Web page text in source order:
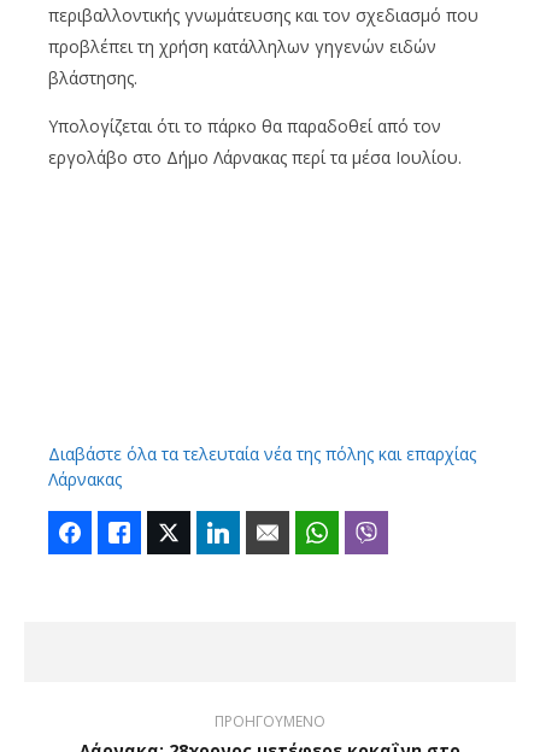
περιβαλλοντικής γνωμάτευσης και τον σχεδιασμό που
προβλέπει τη χρήση κατάλληλων γηγενών ειδών
βλάστησης.
Υπολογίζεται ότι το πάρκο θα παραδοθεί από τον
εργολάβο στο Δήμο Λάρνακας περί τα μέσα Ιουλίου.
Διαβάστε όλα τα τελευταία νέα της πόλης και επαρχίας
Λάρνακας
FacebookLike Twitter LinkedIn Email WhatsApp
ΠΡΟΗΓΟΥΜΕΝΟ